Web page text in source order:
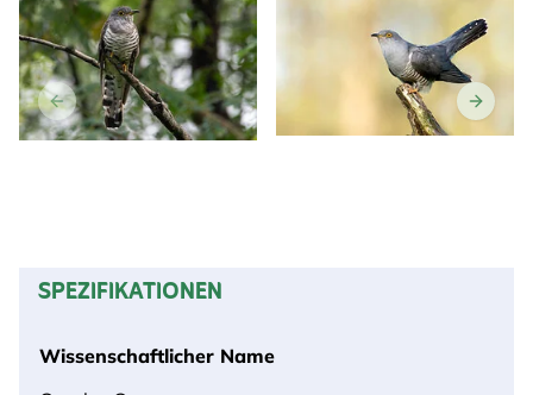
SPEZIFIKATIONEN
Wissenschaftlicher Name